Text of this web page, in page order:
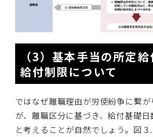
（3）基本手当の所定
給付制限について
ではなぜ離職理由が労使紛争に繋
が、離職区分に基づき、給付基礎日
と考えることが自然でしょう。図